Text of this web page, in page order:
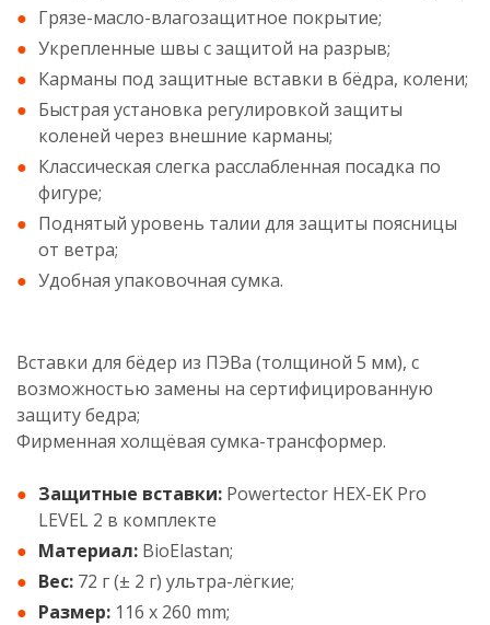
Грязе-масло-влагозащитное покрытие;
Укрепленные швы с защитой на разрыв;
Карманы под защитные вставки в бёдра, колени;
Быстрая установка регулировкой защиты
коленей через внешние карманы;
Классическая слегка расслабленная посадка по
фигуре;
Поднятый уровень талии для защиты поясницы
от ветра;
Удобная упаковочная сумка.
Вставки для бёдер из ПЭВа (толщиной 5 мм), с
возможностью замены на сертифицированную
защиту бедра;
Фирменная холщёвая сумка-трансформер.
Защитные вставки: Powertector HEX-EK Pro
LEVEL 2 в комплекте
Материал: BioElastan;
Вес: 72 г (± 2 г) ультра-лёгкие;
Размер: 116 х 260 mm;